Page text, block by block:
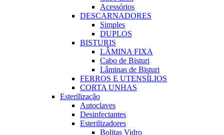
Acessórios
DESCARNADORES
Simples
DUPLOS
BISTURIS
LÂMINA FIXA
Cabo de Bisturi
Lâminas de Bisturi
FERROS E UTENSÍLIOS
CORTA UNHAS
Esterilização
Autoclaves
Desinfectantes
Esterilizadores
Bolitas Vidro